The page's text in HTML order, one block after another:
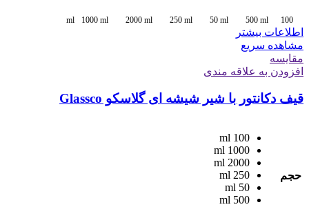
100 ml
1000 ml 2000 ml 250 ml 50 ml 500 ml
اطلاعات بیشتر
مشاهده سریع
مقایسه
افزودن به علاقه مندی
قیف دکانتور با شیر شیشه ای گلاسکو Glassco
حجم
100 ml
1000 ml
2000 ml
250 ml
50 ml
500 ml